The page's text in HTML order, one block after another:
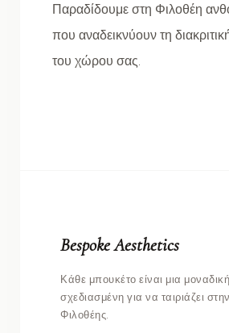
Παραδίδουμε στη Φιλοθέη
που αναδεικνύουν τη
του χώρου σας.
Bespoke Aesthetics
Κάθε μπουκέτο είναι μια
σχεδιασμένη για να ταιριάζει
Φιλοθέης.